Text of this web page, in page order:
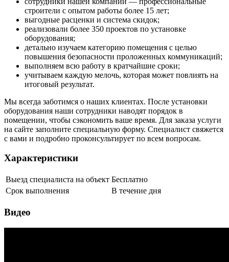
строители с опытом работы более 15 лет;
выгодные расценки и система скидок;
реализовали более 350 проектов по установке
оборудования;
детально изучаем категорию помещения с целью
повышения безопасности проложенных коммуникаций;
выполняем всю работу в кратчайшие сроки;
учитываем каждую мелочь, которая может повлиять на
итоговый результат.
Мы всегда заботимся о наших клиентах. После установки
оборудования наши сотрудники наводят порядок в
помещении, чтобы сэкономить ваше время. Для заказа услуги
на сайте заполните специальную форму. Специалист свяжется
с вами и подробно проконсультирует по всем вопросам.
Характеристики
Выезд специалиста на объект Бесплатно
Срок выполнения
В течение дня
Видео